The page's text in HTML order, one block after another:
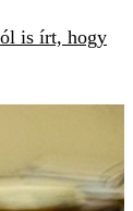
is írt, hogy